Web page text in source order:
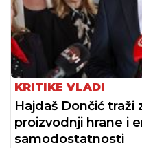
KRITIKE VLADI
Hajdaš Dončić
proizvodnji hrane i
samodostatnosti